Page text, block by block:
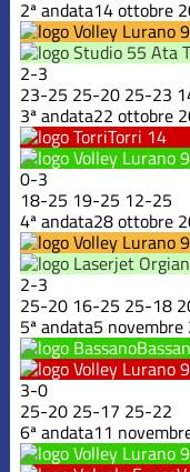
2ª andata14 ottobre
2-3
23-25 25-20 25-23
3ª andata22 ottobre
Torri 14
0-3
18-25 19-25 12-25
4ª andata28 ottobre
2-3
25-20 16-25 25-18
5ª andata5 novembre
3-0
25-20 25-17 25-22
6ª andata11